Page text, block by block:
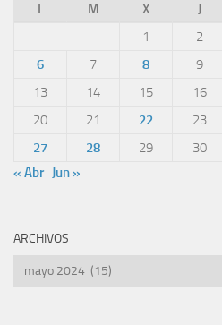
L
M X J
1
2
6
7 8 9
13
14 15 16
20
21 22 23
27
28 29 30
« Abr Jun »
ARCHIVOS
Archivos